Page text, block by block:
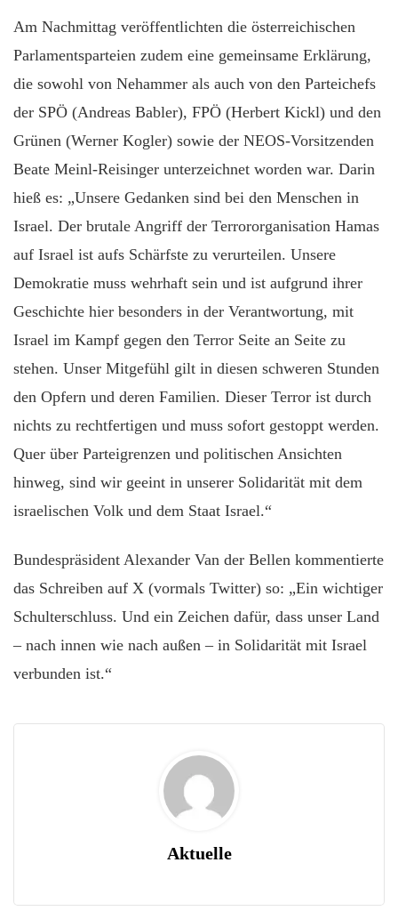
Am Nachmittag veröffentlichten die österreichischen
Parlamentsparteien zudem eine gemeinsame Erklärung,
die sowohl von Nehammer als auch von den Parteichefs
der SPÖ (Andreas Babler), FPÖ (Herbert Kickl) und den
Grünen (Werner Kogler) sowie der NEOS-Vorsitzenden
Beate Meinl-Reisinger unterzeichnet worden war. Darin
hieß es: „Unsere Gedanken sind bei den Menschen in
Israel. Der brutale Angriff der Terrororganisation Hamas
auf Israel ist aufs Schärfste zu verurteilen. Unsere
Demokratie muss wehrhaft sein und ist aufgrund ihrer
Geschichte hier besonders in der Verantwortung, mit
Israel im Kampf gegen den Terror Seite an Seite zu
stehen. Unser Mitgefühl gilt in diesen schweren Stunden
den Opfern und deren Familien. Dieser Terror ist durch
nichts zu rechtfertigen und muss sofort gestoppt werden.
Quer über Parteigrenzen und politischen Ansichten
hinweg, sind wir geeint in unserer Solidarität mit dem
israelischen Volk und dem Staat Israel.“
Bundespräsident Alexander Van der Bellen kommentierte
das Schreiben auf X (vormals Twitter) so: „Ein wichtiger
Schulterschluss. Und ein Zeichen dafür, dass unser Land
– nach innen wie nach außen – in Solidarität mit Israel
verbunden ist.“
Aktuelle